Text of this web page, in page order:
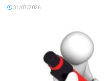
31/07/2026